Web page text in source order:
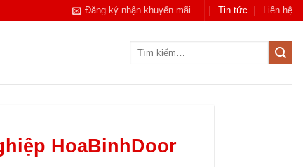
Đăng ký nhận khuyến mãi Tin tức Liên hệ
HoaBinhDoor